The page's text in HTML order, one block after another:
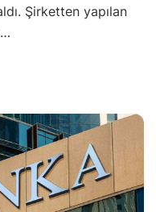
Şirketten yapılan